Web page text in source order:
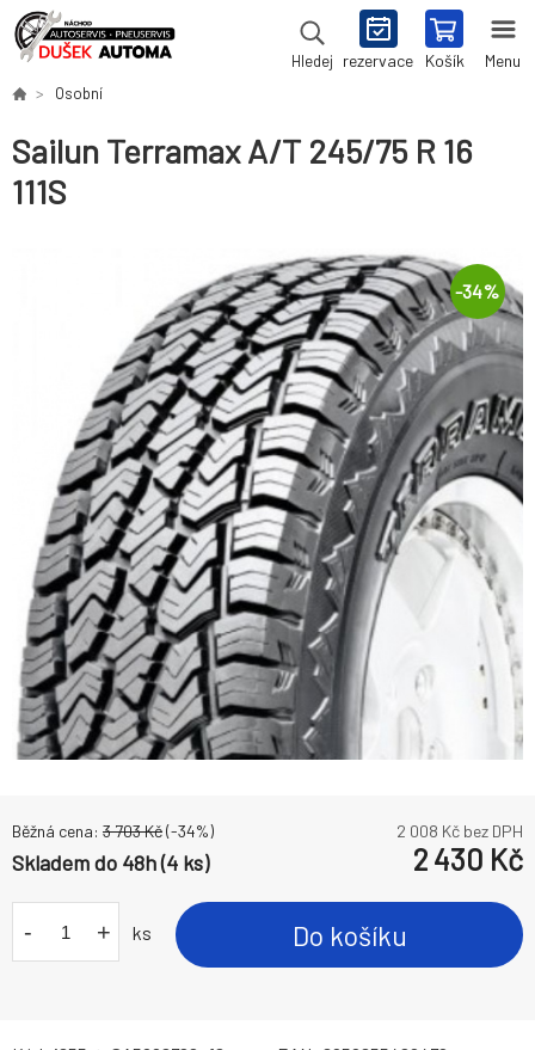
Hledej rezervace Košík Menu
Osobní
Sailun Terramax A/T 245/75 R 16
111S
-34%
Běžná cena: 3 703Kč(-34%) 2 008 Kč bez DPH
Skladem do 48h (4 ks) 2 430 Kč
- + ks Do košíku